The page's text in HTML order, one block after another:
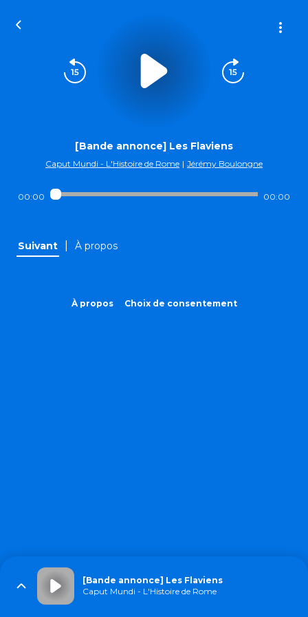
[Bande annonce] Les Flaviens
Caput Mundi - L'Histoire de Rome | Jérémy Boulongne
00:00 00:00
Suivant À propos
À propos Choix de consentement
[Bande annonce] Les Flaviens
Caput Mundi - L'Histoire de Rome